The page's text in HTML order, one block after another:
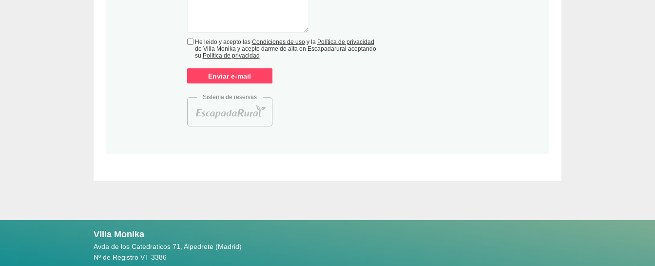
He leido y acepto las Condiciones de usoy la Política de privacidad
de Villa Monika y acepto darme de alta en Escapadarural aceptando
su Politica de privacidad
Sistema de reservas
Villa Monika
Avda de los Catedraticos 71, Alpedrete (Madrid)
Nº de Registro VT-3386